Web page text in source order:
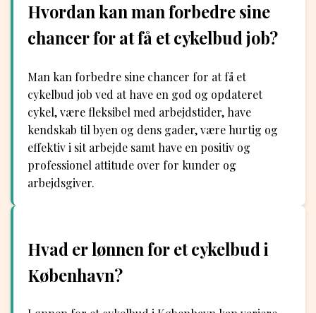
Hvordan kan man forbedre sine
chancer for at få et cykelbud job?
Man kan forbedre sine chancer for at få et
cykelbud job ved at have en god og opdateret
cykel, være fleksibel med arbejdstider, have
kendskab til byen og dens gader, være hurtig og
effektiv i sit arbejde samt have en positiv og
professionel attitude over for kunder og
arbejdsgiver.
Hvad er lønnen for et cykelbud i
København?